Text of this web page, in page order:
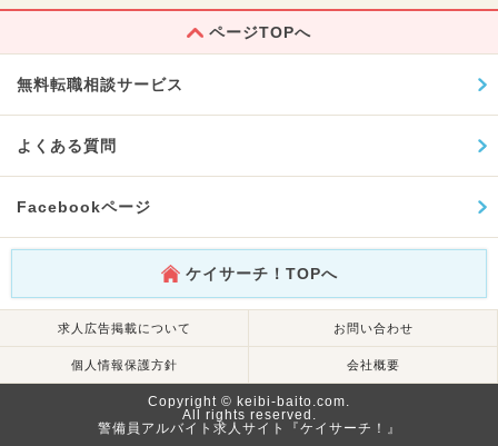
ページTOPへ
無料転職相談サービス
よくある質問
Facebookページ
ケイサーチ！TOPへ
求人広告掲載について お問い合わせ
個人情報保護方針 会社概要
Copyright © keibi-baito.com.
All rights reserved.
警備員アルバイト求人サイト『ケイサーチ！』